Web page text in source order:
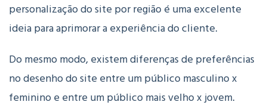
personalização do site por região é uma excelente
ideia para aprimorar a experiência do cliente.
Do mesmo modo, existem diferenças de preferências
no desenho do site entre um público masculino x
feminino e entre um público mais velho x jovem.